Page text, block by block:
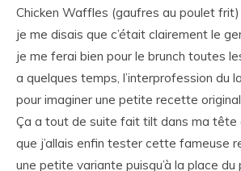
Chicken Waffles (gaufres au poulet
je me disais que c’était clairement le
je me ferai bien pour le brunch toutes
a quelques temps, l’interprofession du
pour imaginer une petite recette
Ça a tout de suite fait tilt dans ma tête
que j’allais enfin tester cette fameuse
une petite variante puisqu’à la place du